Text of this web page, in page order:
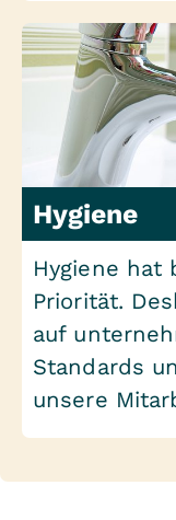
Hygiene
Hygiene hat
Priorität.
auf
Standards
unsere